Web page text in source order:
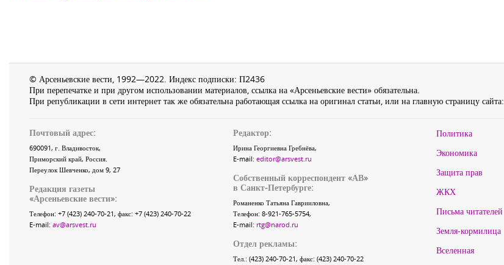
© Арсеньевские вести, 1992—2022. Индекс подписки: П2436
При перепечатке и при другом использовании материалов, ссылка на «Арсеньевские вести» обязательна.
При републикации в сети интернет так же обязательна работающая ссылка на оригинал статьи, или на главную страницу сайта:
Почтовый адрес:
690091, г. Владивосток,
Приморский край, Россия.
Переулок Шевченко, дом 9, 27
Редакция газеты
«Арсеньевские вести»:
Телефон: +7 (423) 240-70-21, факс: +7 (423) 240-70-22
E-mail: av@arsvest.ru
Редактор:
Ирина Георгиевна Гребнёва,
E-mail: editor@arsvest.ru
Собственный корреспондент «АВ»
в Санкт-Петербурге:
Романенко Татьяна Гаврииловна,
Телефон: 8-921-765-5754,
E-mail: rtg@narod.ru
Отдел рекламы:
Тел.: (423) 240-70-21, факс: (423) 240-70-22
Политика
Экономика
Защита прав
ЖКХ
Письма читателей
Земля-кормилица
Вселенная